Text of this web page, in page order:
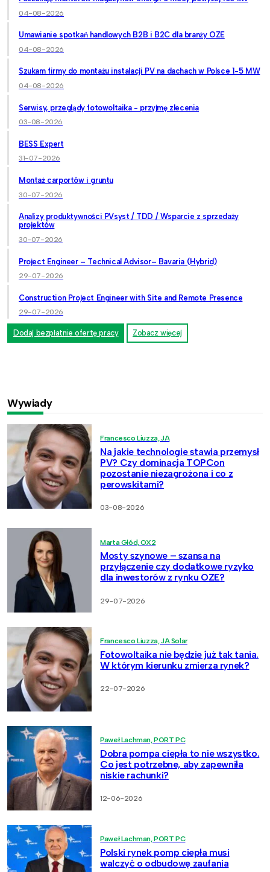
04-08-2026
Umawianie spotkań handlowych B2B i B2C dla branży OZE
04-08-2026
Szukam firmy do montażu instalacji PV na dachach w Polsce 1-5 MW
04-08-2026
Serwisy, przeglądy fotowoltaika - przyjmę zlecenia
03-08-2026
BESS Expert
31-07-2026
Montaż carportów i gruntu
30-07-2026
Analizy produktywności PVsyst / TDD / Wsparcie z sprzedaży
projektów
30-07-2026
Project Engineer – Technical Advisor– Bavaria (Hybrid)
29-07-2026
Construction Project Engineer with Site and Remote Presence
29-07-2026
Dodaj bezpłatnie ofertę pracy Zobacz więcej
Wywiady
Francesco Liuzza, JA
Na jakie technologie stawia przemysł
PV? Czy dominacja TOPCon
pozostanie niezagrożona i co z
perowskitami?
03-08-2026
Marta Głód, OX2
Mosty szynowe – szansa na
przyłączenie czy dodatkowe ryzyko
dla inwestorów z rynku OZE?
29-07-2026
Francesco Liuzza, JA Solar
Fotowoltaika nie będzie już tak tania.
W którym kierunku zmierza rynek?
22-07-2026
Paweł Lachman, PORT PC
Dobra pompa ciepła to nie wszystko.
Co jest potrzebne, aby zapewniła
niskie rachunki?
12-06-2026
Paweł Lachman, PORT PC
Polski rynek pomp ciepła musi
walczyć o odbudowę zaufania